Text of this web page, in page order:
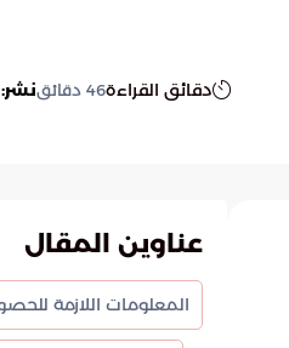
دقائق القراءة46 دقائقنشر:
عناوين المقال